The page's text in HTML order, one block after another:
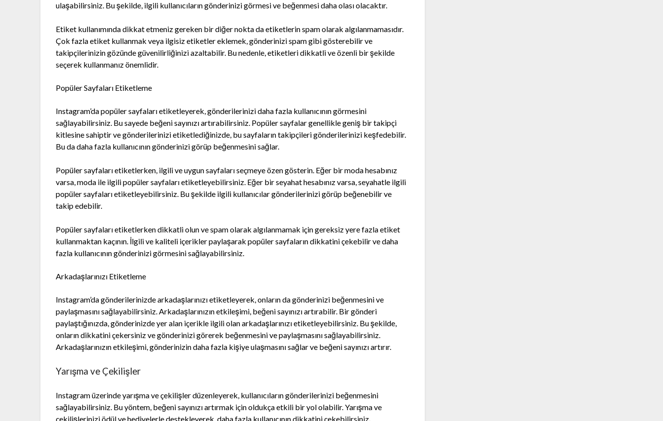
ulaşabilirsiniz. Bu şekilde, ilgili kullanıcıların gönderinizi görmesi ve beğenmesi daha olası olacaktır.
Etiket kullanımında dikkat etmeniz gereken bir diğer nokta da etiketlerin spam olarak algılanmamasıdır.
Çok fazla etiket kullanmak veya ilgisiz etiketler eklemek, gönderinizi spam gibi gösterebilir ve
takipçilerinizin gözünde güvenilirliğinizi azaltabilir. Bu nedenle, etiketleri dikkatli ve özenli bir şekilde
seçerek kullanmanız önemlidir.
Popüler Sayfaları Etiketleme
Instagram’da popüler sayfaları etiketleyerek, gönderilerinizi daha fazla kullanıcının görmesini
sağlayabilirsiniz. Bu sayede beğeni sayınızı artırabilirsiniz. Popüler sayfalar genellikle geniş bir takipçi
kitlesine sahiptir ve gönderilerinizi etiketlediğinizde, bu sayfaların takipçileri gönderilerinizi keşfedebilir.
Bu da daha fazla kullanıcının gönderinizi görüp beğenmesini sağlar.
Popüler sayfaları etiketlerken, ilgili ve uygun sayfaları seçmeye özen gösterin. Eğer bir moda hesabınız
varsa, moda ile ilgili popüler sayfaları etiketleyebilirsiniz. Eğer bir seyahat hesabınız varsa, seyahatle ilgili
popüler sayfaları etiketleyebilirsiniz. Bu şekilde ilgili kullanıcılar gönderilerinizi görüp beğenebilir ve
takip edebilir.
Popüler sayfaları etiketlerken dikkatli olun ve spam olarak algılanmamak için gereksiz yere fazla etiket
kullanmaktan kaçının. İlgili ve kaliteli içerikler paylaşarak popüler sayfaların dikkatini çekebilir ve daha
fazla kullanıcının gönderinizi görmesini sağlayabilirsiniz.
Arkadaşlarınızı Etiketleme
Instagram’da gönderilerinizde arkadaşlarınızı etiketleyerek, onların da gönderinizi beğenmesini ve
paylaşmasını sağlayabilirsiniz. Arkadaşlarınızın etkileşimi, beğeni sayınızı artırabilir. Bir gönderi
paylaştığınızda, gönderinizde yer alan içerikle ilgili olan arkadaşlarınızı etiketleyebilirsiniz. Bu şekilde,
onların dikkatini çekersiniz ve gönderinizi görerek beğenmesini ve paylaşmasını sağlayabilirsiniz.
Arkadaşlarınızın etkileşimi, gönderinizin daha fazla kişiye ulaşmasını sağlar ve beğeni sayınızı artırır.
Yarışma ve Çekilişler
Instagram üzerinde yarışma ve çekilişler düzenleyerek, kullanıcıların gönderilerinizi beğenmesini
sağlayabilirsiniz. Bu yöntem, beğeni sayınızı artırmak için oldukça etkili bir yol olabilir. Yarışma ve
çekilişlerinizi ödül ve hediyelerle destekleyerek, daha fazla kullanıcının dikkatini çekebilirsiniz.